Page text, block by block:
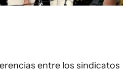
entre los sindicatos